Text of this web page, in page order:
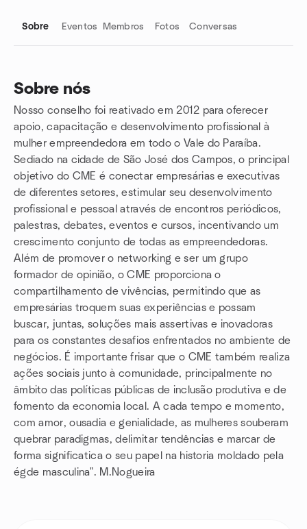
Sobre Eventos Membros Fotos Conversas
Sobre nós
Nosso conselho foi reativado em 2012 para oferecer
apoio, capacitação e desenvolvimento profissional à
mulher empreendedora em todo o Vale do Paraíba.
Sediado na cidade de São José dos Campos, o principal
objetivo do CME é conectar empresárias e executivas
de diferentes setores, estimular seu desenvolvimento
profissional e pessoal através de encontros periódicos,
palestras, debates, eventos e cursos, incentivando um
crescimento conjunto de todas as empreendedoras.
Além de promover o networking e ser um grupo
formador de opinião, o CME proporciona o
compartilhamento de vivências, permitindo que as
empresárias troquem suas experiências e possam
buscar, juntas, soluções mais assertivas e inovadoras
para os constantes desafios enfrentados no ambiente de
negócios. É importante frisar que o CME também realiza
ações sociais junto à comunidade, principalmente no
âmbito das políticas públicas de inclusão produtiva e de
fomento da economia local. A cada tempo e momento,
com amor, ousadia e genialidade, as mulheres souberam
quebrar paradigmas, delimitar tendências e marcar de
forma significatica o seu papel na historia moldado pela
égde masculina". M.Nogueira
Links do grupo